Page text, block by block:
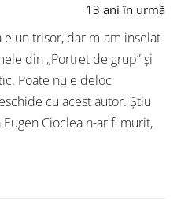
13 ani în urmă
e un trisor, dar m-am inselat
din „Portret de grup” și
Poate nu e deloc
cu acest autor. Știu
Cioclea n-ar fi murit,